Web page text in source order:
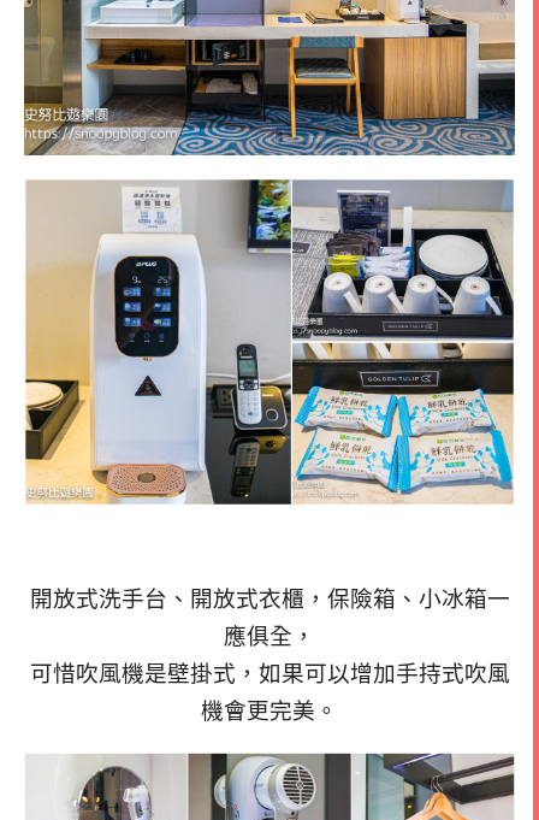
開放式洗手台、開放式衣櫃，保險箱、小冰箱一
應俱全，
可惜吹風機是壁掛式，如果可以增加手持式吹風
機會更完美。